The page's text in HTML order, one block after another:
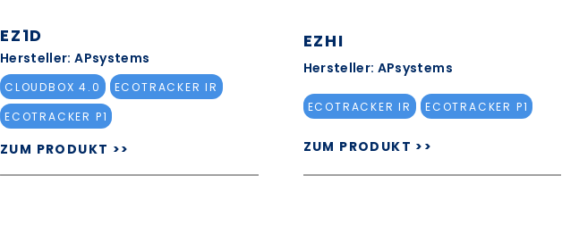
EZ1D
Hersteller: APsystems
CLOUDBOX 4.0
ECOTRACKER IR
ECOTRACKER P1
ZUM PRODUKT >>
EZHI
Hersteller: APsystems
ECOTRACKER IR ECOTRACKER P1
ZUM PRODUKT >>